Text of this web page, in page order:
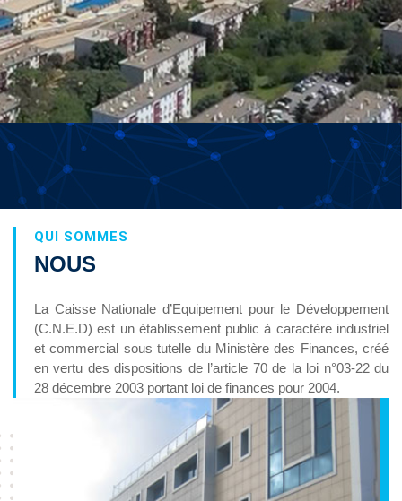
QUI SOMMES
NOUS
La Caisse Nationale d’Equipement pour le Développement
(C.N.E.D) est un établissement public à caractère industriel
et commercial sous tutelle du Ministère des Finances, créé
en vertu des dispositions de l’article 70 de la loi n°03-22 du
28 décembre 2003 portant loi de finances pour 2004.